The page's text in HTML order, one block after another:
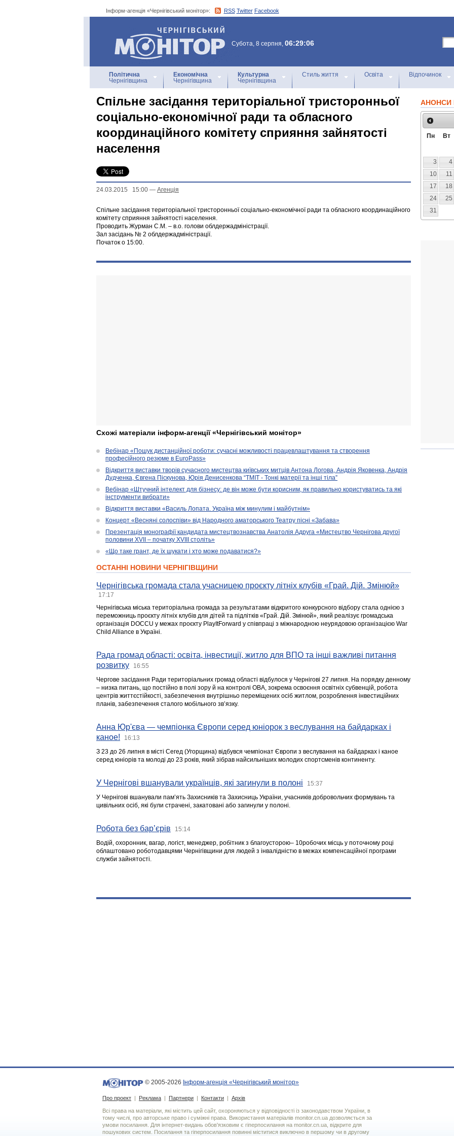
Інформ-агенція «Чернігівський монітор»: RSS Twitter Facebook
Інформ-агенція
«Чернігівський монітор»
Субота, 8 серпня, 06:29:06
Політична
Чернігівщина
Економічна
Чернігівщина
Культурна
Чернігівщина
Стиль життя Освіта Відпочинок
Спільне засідання територіальної тристоронньої
соціально-економічної ради та обласного
координаційного комітету сприяння зайнятості
населення
24.03.2015 15:00 — Агенцiя
Спільне засідання територіальної тристоронньої соціально-економічної ради та обласного координаційного
комітету сприяння зайнятості населення.
Проводить Журман С.М. – в.о. голови облдержадміністрації.
Зал засідань № 2 облдержадміністрації.
Початок о 15:00.
Схожі матеріали інформ-агенції «Чернігівський монітор»
Вебінар «Пошук дистанційної роботи: сучасні можливості працевлаштування та створення
професійного резюме в EuroPass»
Відкриття виставки творів сучасного мистецтва київських митців Антона Логова, Андрія Яковенка, Андрія
Дудченка, Євгена Піскунова, Юрія Денисенкова “ТМІТ - Тонкі матерії та інші тіла”
Вебінар «Штучний інтелект для бізнесу: де він може бути корисним, як правильно користуватись та які
інструменти вибрати»
Відкриття виставки «Василь Лопата. Україна між минулим і майбутнім»
Концерт «Весняні солоспіви» від Народного аматорського Театру пісні «Забава»
Презентація монографії кандидата мистецтвознавства Анатолія Адруга «Мистецтво Чернігова другої
половини XVII – початку XVIII століть»
«Що таке грант, де їх шукати і хто може подаватися?»
ОСТАННІ НОВИНИ ЧЕРНІГІВЩИНИ
Чернігівська громада стала учасницею проєкту літніх клубів «Грай. Дій. Змінюй»
17:17
Чернігівська міська територіальна громада за результатами відкритого конкурсного відбору стала однією з
переможниць проєкту літніх клубів для дітей та підлітків «Грай. Дій. Змінюй», який реалізує громадська
організація DOCCU у межах проєкту PlayItForward у співпраці з міжнародною неурядовою організацією War
Child Alliance в Україні.
Рада громад області: освіта, інвестиції, житло для ВПО та інші важливі питання
розвитку
16:55
Чергове засідання Ради територіальних громад області відбулося у Чернігові 27 липня. На порядку денному
– низка питань, що постійно в полі зору й на контролі ОВА, зокрема освоєння освітніх субвенцій, робота
центрів життєстійкості, забезпечення внутрішньо переміщених осіб житлом, розроблення інвестиційних
планів, забезпечення сталого мобільного зв’язку.
Анна Юр'єва — чемпіонка Європи серед юніорок з веслування на байдарках і
каное!
16:13
З 23 до 26 липня в місті Сегед (Угорщина) відбувся чемпіонат Європи з веслування на байдарках і каное
серед юніорів та молоді до 23 років, який зібрав найсильніших молодих спортсменів континенту.
У Чернігові вшанували українців, які загинули в полоні 15:37
У Чернігові вшанували пам’ять Захисників та Захисниць України, учасників добровольчих формувань та
цивільних осіб, які були страчені, закатовані або загинули у полоні.
Робота без бар’єрів 15:14
Водій, охоронник, вагар, логіст, менеджер, робітник з благоусторою– 10робочих місць у поточному році
облаштовано роботодавцями Чернігівщини для людей з інвалідністю в межах компенсаційної програми
служби зайнятості.
АНОНСИ
Пн Вт
3
4
10
11
17
18
24
25
31
© 2005-2026 Інформ-агенція «Чернігівський монітор»
Про проект | Реклама | Партнери | Контакти | Архів
Всі права на матеріали, які містить цей сайт, охороняються у відповідності із законодавством України, в
тому числі, про авторське право і суміжні права. Використання матерiалiв monitor.cn.ua дозволяється за
умови посилання. Для iнтернет-видань обов'язковим є гiперпосилання на monitor.cn.ua, відкрите для
пошукових систем. Посилання та гіперпосилання повинні міститися виключно в першому чи в другому